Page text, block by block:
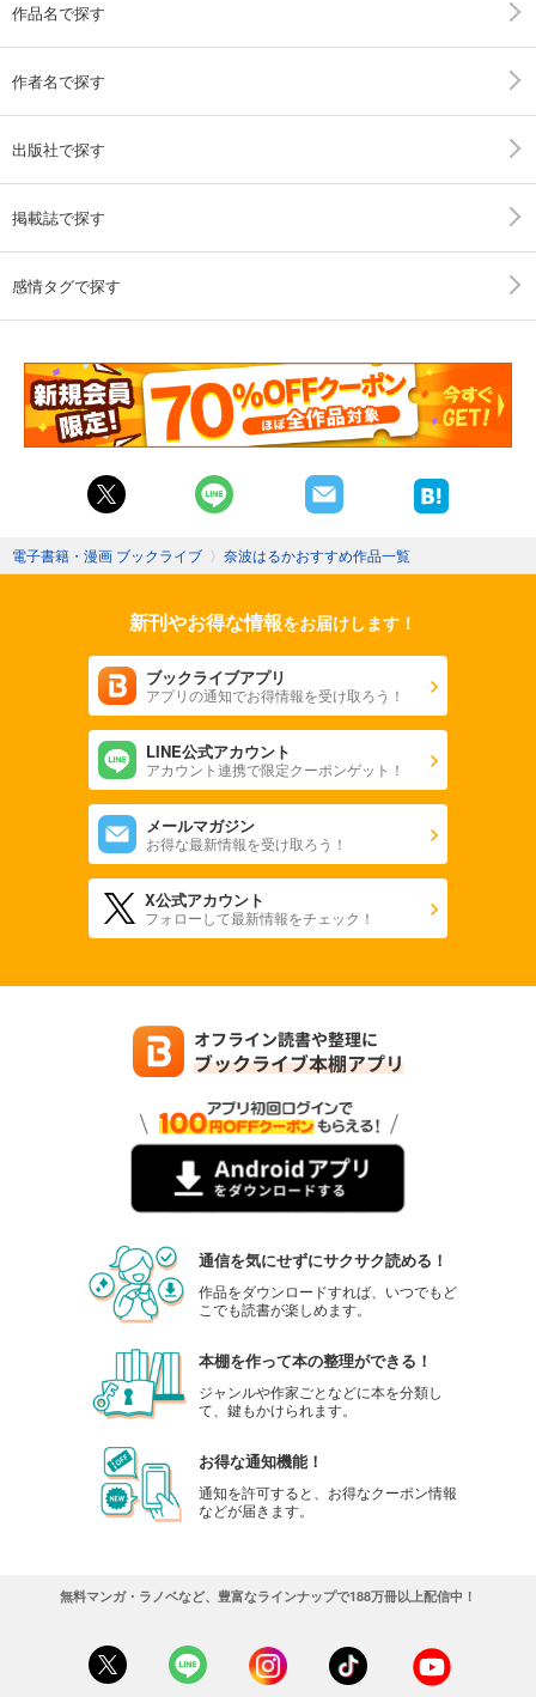
作品名で探す
作者名で探す
出版社で探す
掲載誌で探す
感情タグで探す
電子書籍・漫画 ブックライブ 〉 奈波はるかおすすめ作品一覧
新刊やお得な情報をお届けします！
ブックライブアプリ
アプリの通知でお得情報を受け取ろう！
LINE公式アカウント
アカウント連携で限定クーポンゲット！
メールマガジン
お得な最新情報を受け取ろう！
X公式アカウント
フォローして最新情報をチェック！
通信を気にせずにサクサク読める！
作品をダウンロードすれば、いつでもど
こでも読書が楽しめます。
本棚を作って本の整理ができる！
ジャンルや作家ごとなどに本を分類し
て、鍵もかけられます。
お得な通知機能！
通知を許可すると、お得なクーポン情報
などが届きます。
無料マンガ・ラノベなど、豊富なラインナップで188万冊以上配信中！